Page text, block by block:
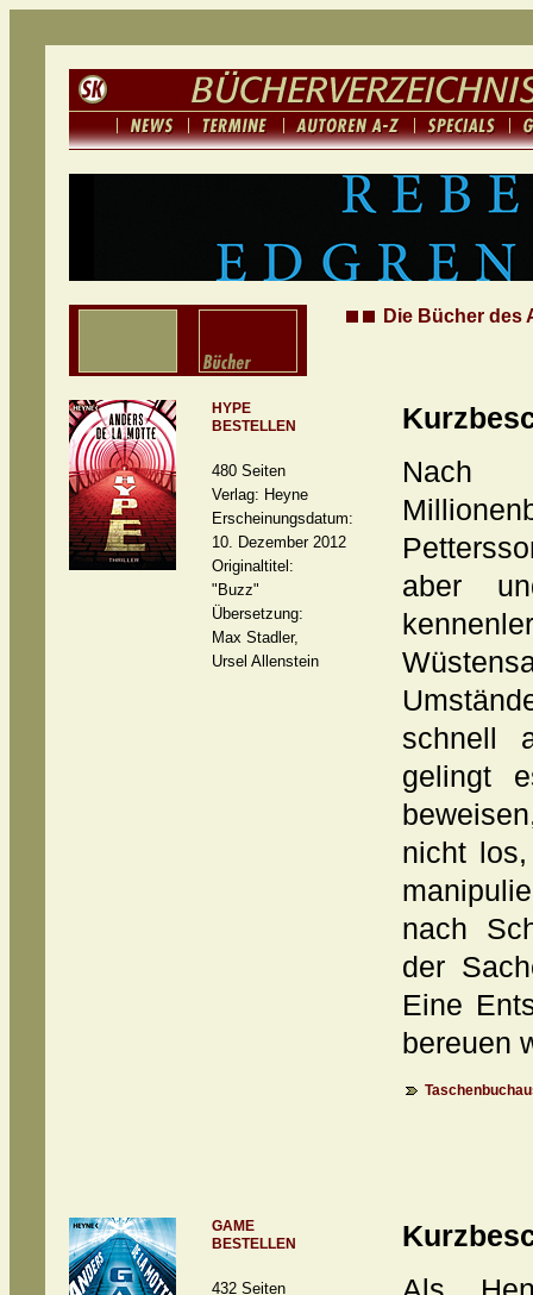
Die Bücher des
HYPE
BESTELLEN
480 Seiten
Verlag: Heyne
Erscheinungsdatum:
10. Dezember 2012
Originaltitel:
"Buzz"
Übersetzung:
Max Stadler,
Ursel Allenstein
Nach
aber
schnell
gelingt
nicht
nach
der
Eine
bereuen
GAME
BESTELLEN
432 Seiten